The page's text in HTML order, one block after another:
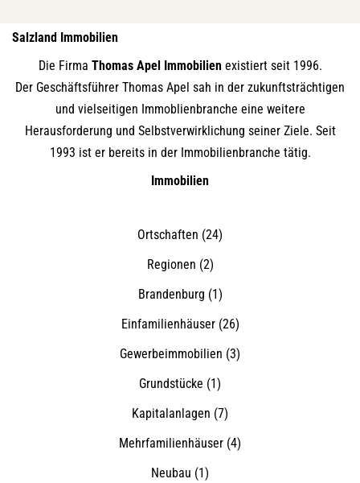
Salzland Immobilien
Die Firma Thomas Apel Immobilien existiert seit 1996.
Der Geschäftsführer Thomas Apel sah in der zukunftsträchtigen
und vielseitigen Immoblienbranche eine weitere
Herausforderung und Selbstverwirklichung seiner Ziele. Seit
1993 ist er bereits in der Immobilienbranche tätig.
Immobilien
Ortschaften (24)
Regionen (2)
Brandenburg (1)
Einfamilienhäuser(26)
Gewerbeimmobilien (3)
Grundstücke (1)
Kapitalanlagen (7)
Mehrfamilienhäuser (4)
Neubau (1)